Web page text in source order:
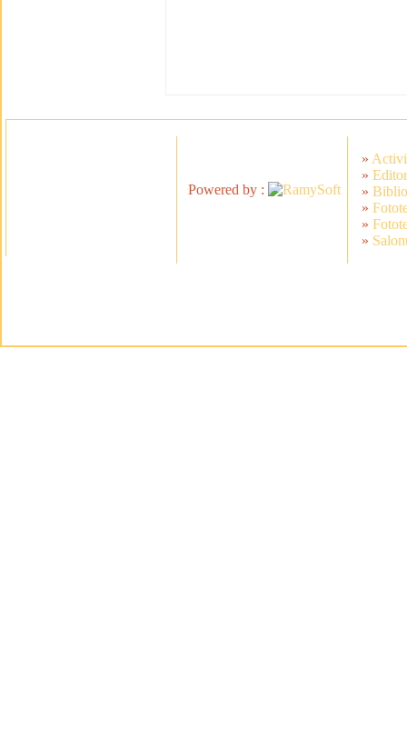
Powered by :
»
»
»
»
»
»